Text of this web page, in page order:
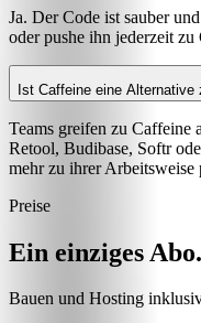
Ja. Der Code ist sauber
oder pushe ihn jederzeit
Ist Caffeine eine Alternative
Teams greifen zu Caffeine
Retool, Budibase, Softr
mehr zu ihrer Arbeitsweise
Preise
Ein einziges Abo.
Bauen und Hosting